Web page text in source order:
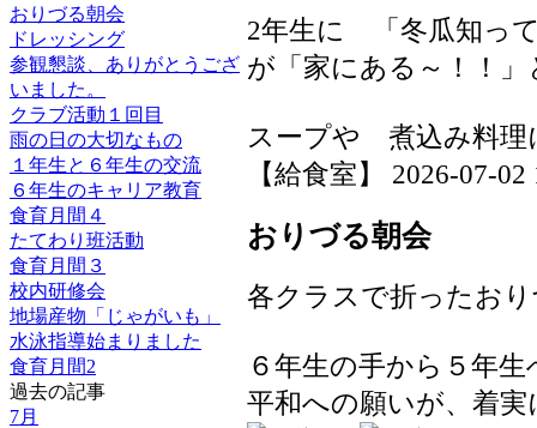
おりづる朝会
ドレッシング
参観懇談、ありがとうござ
いました。
クラブ活動１回目
雨の日の大切なもの
１年生と６年生の交流
６年生のキャリア教育
食育月間４
たてわり班活動
食育月間３
校内研修会
地場産物「じゃがいも」
水泳指導始まりました
食育月間2
過去の記事
7月
2年生に 「冬瓜知っ
が「家にある～！！
スープや 煮込み料
【給食室】 2026-07-
おりづる朝会
各クラスで折ったお
６年生の手から５年
平和への願いが、着